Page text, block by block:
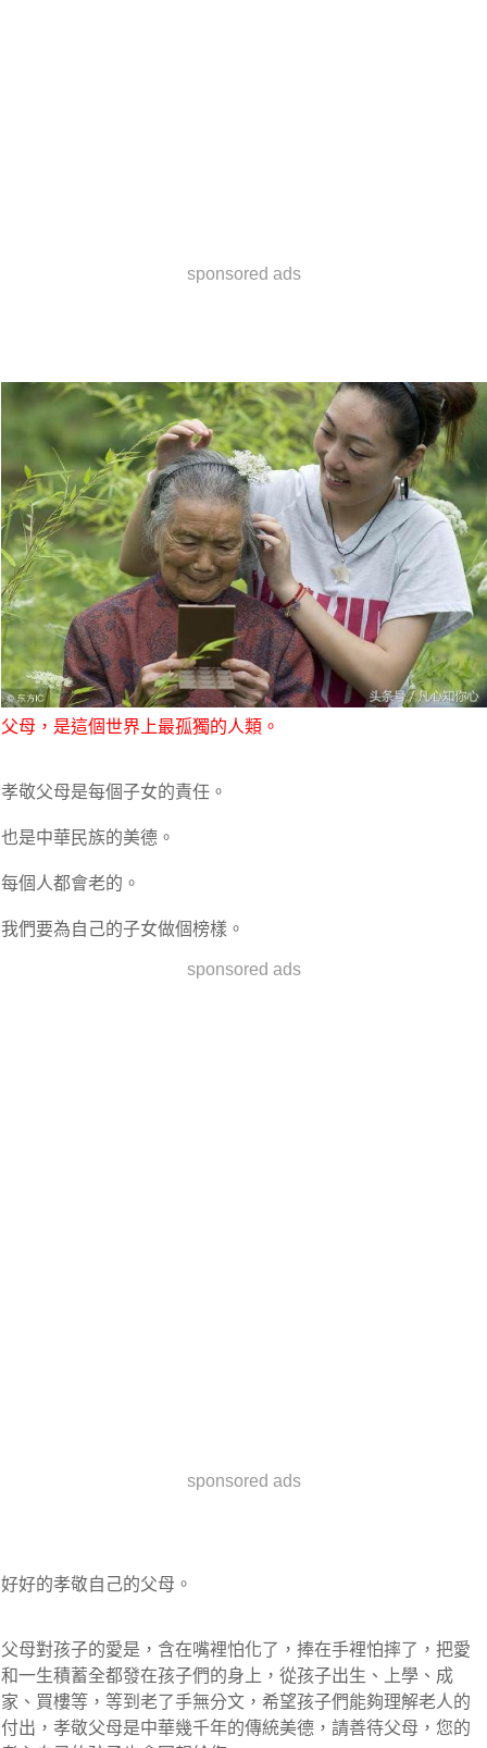
sponsored ads
父母，是這個世界上最孤獨的人類。
孝敬父母是每個子女的責任。
也是中華民族的美德。
每個人都會老的。
我們要為自己的子女做個榜樣。
sponsored ads
sponsored ads
好好的孝敬自己的父母。
父母對孩子的愛是，含在嘴裡怕化了，捧在手裡怕摔了，把愛
和一生積蓄全都發在孩子們的身上，從孩子出生、上學、成
家、買樓等，等到老了手無分文，希望孩子們能夠理解老人的
付出，孝敬父母是中華幾千年的傳統美德，請善待父母，您的